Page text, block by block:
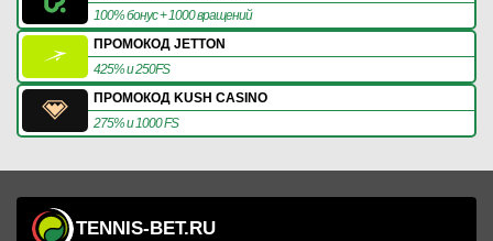
100% бонус + 1000 вращений
ПРОМОКОД JETTON
425% и 250FS
ПРОМОКОД KUSH CASINO
275% и 1000 FS
TENNIS-BET.RU